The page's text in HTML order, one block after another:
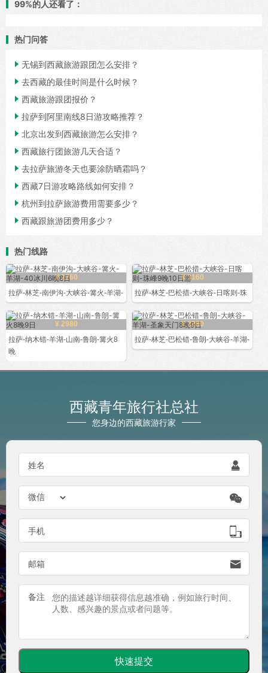
99%的人还看了：
热门问答
 无锡到西藏旅游跟团怎么安排？
 去西藏的最佳时间是什么时候？
 西藏旅游跟团报价？
 拉萨到阿里南线8日游攻略推荐？
 北京出发到西藏旅游怎么安排？
 西藏旅行团旅游几天合适？
 去拉萨旅游冬天也要涂防晒霜吗？
 西藏7日游攻略路线如何安排？
 杭州到拉萨旅游费用需要多少？
 西藏跟旅游团费用多少？
热门线路
¥ 2760
拉萨-林芝-南伊沟-大峡谷-篝火-羊湖-
¥ 3160
拉萨-林芝-巴松措-大峡谷-日喀则-珠
¥ 2980
拉萨-纳木错-羊湖-山南-鲁朗-篝火8
晚
¥ 2280
拉萨-林芝-巴松错-鲁朗-大峡谷-羊湖-
西藏青年旅行社总社
您身边的西藏旅游行家
姓名 

手机 
邮箱 
备注